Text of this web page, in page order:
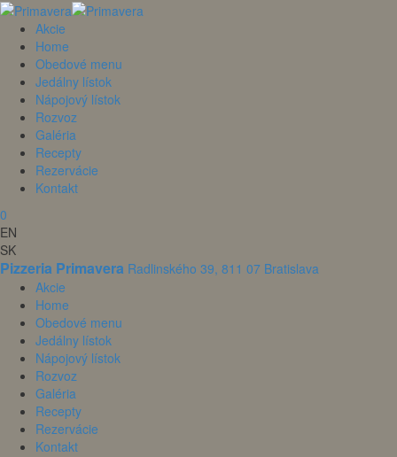
Akcie
Home
Obedové menu
Jedálny lístok
Nápojový lístok
Rozvoz
Galéria
Recepty
Rezervácie
Kontakt
0
EN
SK
Pizzeria Primavera Radlinského 39, 811 07 Bratislava
Akcie
Home
Obedové menu
Jedálny lístok
Nápojový lístok
Rozvoz
Galéria
Recepty
Rezervácie
Kontakt